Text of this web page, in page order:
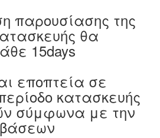
παρουσίασης της
θα
15days
εποπτεία σε
κατασκευής
σύμφωνα με την